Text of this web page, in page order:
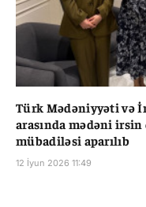
Türk Mədəniyyəti və
arasında mədəni
mübadiləsi aparılıb
12 İyun 2026 11:49